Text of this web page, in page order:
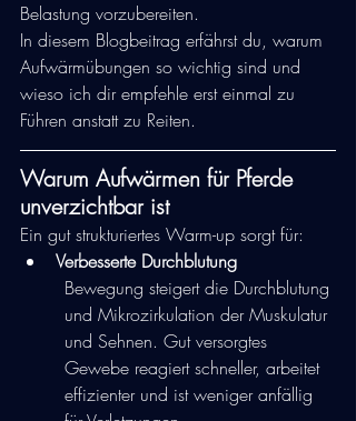
Belastung vorzubereiten.
In diesem Blogbeitrag erfährst du, warum
Aufwärmübungen so wichtig sind und
wieso ich dir empfehle erst einmal zu
Führen anstatt zu Reiten.
Warum Aufwärmen für Pferde
unverzichtbar ist
Ein gut strukturiertes Warm-up sorgt für:
Verbesserte Durchblutung
Bewegung steigert die Durchblutung
und Mikrozirkulation der Muskulatur
und Sehnen. Gut versorgtes
Gewebe reagiert schneller, arbeitet
effizienter und ist weniger anfällig